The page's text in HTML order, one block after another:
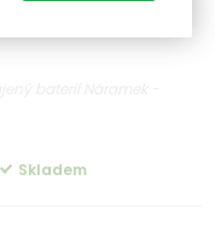
Skladem